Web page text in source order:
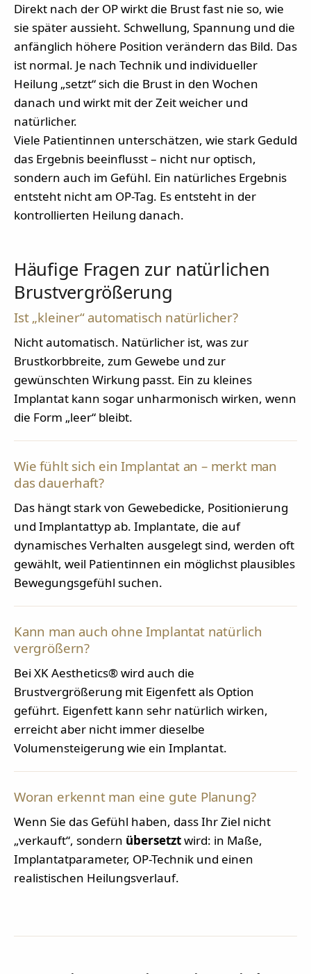
Direkt nach der OP wirkt die Brust fast nie so, wie
sie später aussieht. Schwellung, Spannung und die
anfänglich höhere Position verändern das Bild. Das
ist normal. Je nach Technik und individueller
Heilung „setzt“ sich die Brust in den Wochen
danach und wirkt mit der Zeit weicher und
natürlicher.
Viele Patientinnen unterschätzen, wie stark Geduld
das Ergebnis beeinflusst – nicht nur optisch,
sondern auch im Gefühl. Ein natürliches Ergebnis
entsteht nicht am OP-Tag. Es entsteht in der
kontrollierten Heilung danach.
Häufige Fragen zur natürlichen
Brustvergrößerung
Ist „kleiner“ automatisch natürlicher?
Nicht automatisch. Natürlicher ist, was zur
Brustkorbbreite, zum Gewebe und zur
gewünschten Wirkung passt. Ein zu kleines
Implantat kann sogar unharmonisch wirken, wenn
die Form „leer“ bleibt.
Wie fühlt sich ein Implantat an – merkt man
das dauerhaft?
Das hängt stark von Gewebedicke, Positionierung
und Implantattyp ab. Implantate, die auf
dynamisches Verhalten ausgelegt sind, werden oft
gewählt, weil Patientinnen ein möglichst plausibles
Bewegungsgefühl suchen.
Kann man auch ohne Implantat natürlich
vergrößern?
Bei XK Aesthetics® wird auch die
Brustvergrößerung mit Eigenfett als Option
geführt. Eigenfett kann sehr natürlich wirken,
erreicht aber nicht immer dieselbe
Volumensteigerung wie ein Implantat.
Woran erkennt man eine gute Planung?
Wenn Sie das Gefühl haben, dass Ihr Ziel nicht
„verkauft“, sondern übersetztwird: in Maße,
Implantatparameter, OP-Technik und einen
realistischen Heilungsverlauf.